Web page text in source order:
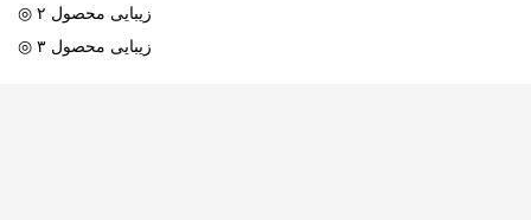
◎ زیبایی محصول ۲
◎ زیبایی محصول ۳